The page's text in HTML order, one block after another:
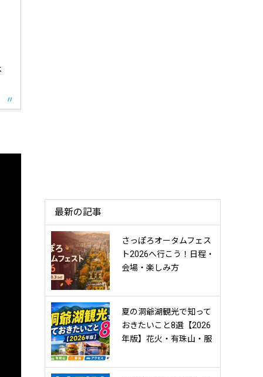
最新の記事
さっぽろオータムフェス
ト2026へ行こう！日程・
会場・楽しみ方
夏の洞爺湖観光で知って
おきたいこと8選【2026
年版】花火・有珠山・服
ェック！